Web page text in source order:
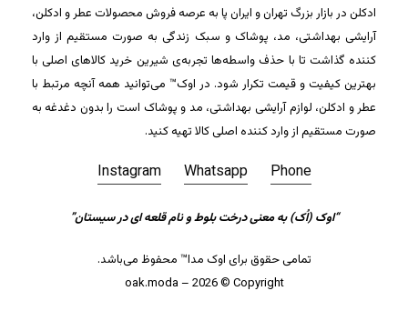
جمع جزء: 0تومان
مشاهده سبد خرید تسویه حساب
ادکلن در بازار بزرگ تهران و ایران پا به عرصه فروش محصولات عطر و ادکلن،
آرایشی بهداشتی، مد، پوشاک و سبک زندگی به صورت مستقیم از وارد
کننده گذاشت تا با حذف واسطه‌ها تجربه‌ی شیرین خرید کالاهای اصلی با
بهترین کیفیت و قیمت تکرار شود. در اوک™ می‌توانید همه آنچه مرتبط با
عطر و ادکلن، لوازم آرایشی بهداشتی، مد و پوشاک است را بدون دغدغه به
صورت مستقیم از وارد کننده اصلی کالا تهیه کنید.
Instagram Whatsapp Phone
“اوک (اُک) به معنی درخت بلوط و نام قلعه ای در سیستان”
تمامی حقوق برای اوک مدا™ محفوظ می‌باشد.
oak.moda – 2026 © Copyright